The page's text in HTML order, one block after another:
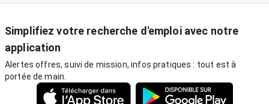
Simplifiez votre recherche d'emploi avec notre
application
Alertes offres, suivi de mission, infos pratiques : tout est à
portée de main.